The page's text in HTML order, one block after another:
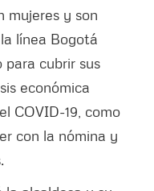
mujeres y son
línea Bogotá
para cubrir sus
económica
COVID-19, como
con la nómina y